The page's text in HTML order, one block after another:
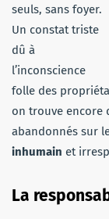
seuls, sans foyer.
Un constat triste
dû à
l’inconscience
folle des
on trouve encore
abandonnés sur
inhumain et
La